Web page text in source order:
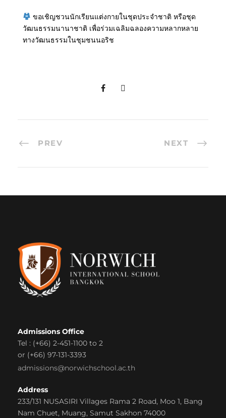
ขอเชิญชวนนักเรียนแต่งกายในชุดประจำชาติ หรือชุด
วัฒนธรรมนานาชาติ เพื่อร่วมเฉลิมฉลองความหลากหลาย
ทางวัฒนธรรมในชุมชนนอริช
PREV NEXT
Admissions Office
Tel : (+66) 2-451-1100 to 2
or (+66) 97-131-3393
admissions@norwichschool.ac.th
Address
233/131 NUSASIRI Villages Rama 2 Road, Moo 1, Bang
Nam Chuet, Muang, Samut Sakhon 74000